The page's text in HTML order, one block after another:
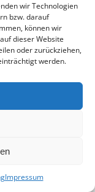
wir Technologien
bzw. darauf
können wir
dieser Website
oder zurückziehen,
werden.
Impressum